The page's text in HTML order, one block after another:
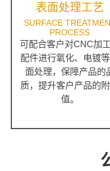
表面处理工艺
SURFACE
PROCESS
可配合客户对CNC加
配件进行氧化、电镀
面处理，保障产品的
质，提升客户产品的
值。